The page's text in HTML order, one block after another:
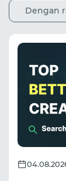
Dengan